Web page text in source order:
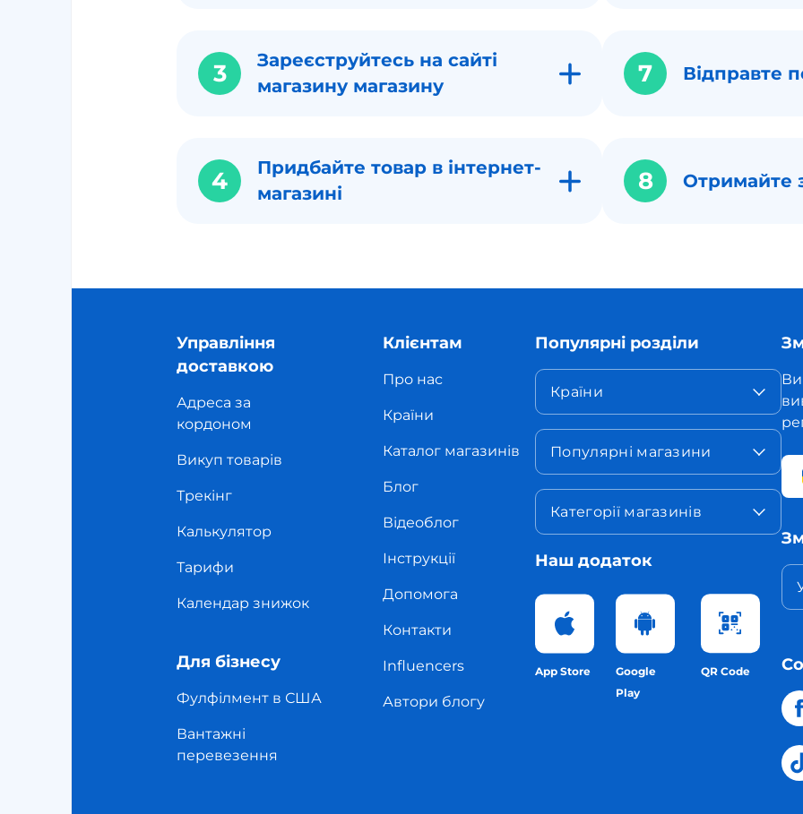
3
Зареєструйтесь на сайті
магазину магазину
4
Придбайте товар в інтернет-
магазині
7 Відправте
8 Отримайте
Управління
доставкою
Адреса за
кордоном
Викуп товарів
Трекінг
Калькулятор
Тарифи
Календар знижок
Для бізнесу
Фулфілмент в США
Вантажні
перевезення
Клієнтам
Про нас
Країни
Каталог магазинів
Блог
Відеоблог
Інструкції
Допомога
Контакти
Influencers
Автори блогу
Популярні розділи
Країни
Популярні магазини
Категорії магазинів
Наш додаток
App Store
Google
Play
QR Code
Ви